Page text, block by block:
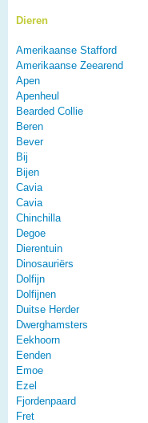
Dieren
Amerikaanse Stafford
Amerikaanse Zeearend
Apen
Apenheul
Bearded Collie
Beren
Bever
Bij
Bijen
Cavia
Cavia
Chinchilla
Degoe
Dierentuin
Dinosauriërs
Dolfijn
Dolfijnen
Duitse Herder
Dwerghamsters
Eekhoorn
Eenden
Emoe
Ezel
Fjordenpaard
Fret